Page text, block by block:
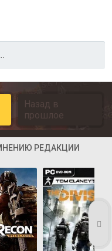
Назад в
прошлое
РЕДАКЦИИ